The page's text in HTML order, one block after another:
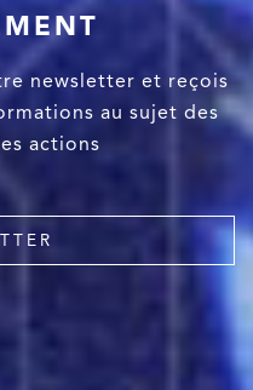
newsletter et reçois
au sujet des
actions